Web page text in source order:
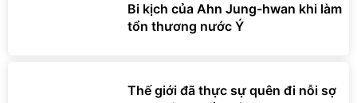
Bi kịch của Ahn Jung-hwan khi làm
tổn thương nước Ý
Thế giới đã thực sự quên đi nỗi sợ